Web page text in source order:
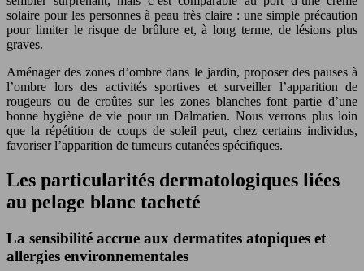
solaire pour les personnes à peau très claire : une simple précaution
pour limiter le risque de brûlure et, à long terme, de lésions plus
graves.
Aménager des zones d’ombre dans le jardin, proposer des pauses à
l’ombre lors des activités sportives et surveiller l’apparition de
rougeurs ou de croûtes sur les zones blanches font partie d’une
bonne hygiène de vie pour un Dalmatien. Nous verrons plus loin
que la répétition de coups de soleil peut, chez certains individus,
favoriser l’apparition de tumeurs cutanées spécifiques.
Les particularités dermatologiques liées
au pelage blanc tacheté
La sensibilité accrue aux dermatites atopiques et
allergies environnementales